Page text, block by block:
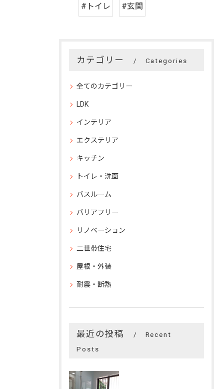
#トイレ #玄関
カテゴリー Categories
全てのカテゴリー
LDK
インテリア
エクステリア
キッチン
トイレ・洗面
バスルーム
バリアフリー
リノベーション
二世帯住宅
屋根・外装
耐震・断熱
最近の投稿
Recent
Posts